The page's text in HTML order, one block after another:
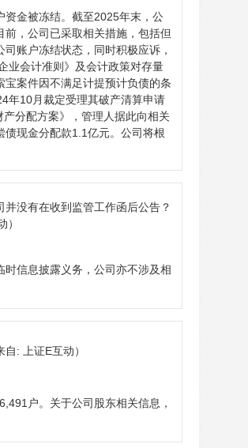
资金被冻结。截至2025年末，公
，公司已采取相关措施，包括但
账户冻结状态，同时积极应诉，
业会计准则》及会计政策对存量
案件因不满足计提预计负债的条
年10月裁定受理其破产清算申请
分配方案》，管理人据此向相关
现金分配款1.1亿元。公司将根
没有在收到监管工作函后公告？
）
信息披露义务，公司亦不涉及相
自: 上证E互动）
户。关于公司股东相关信息，